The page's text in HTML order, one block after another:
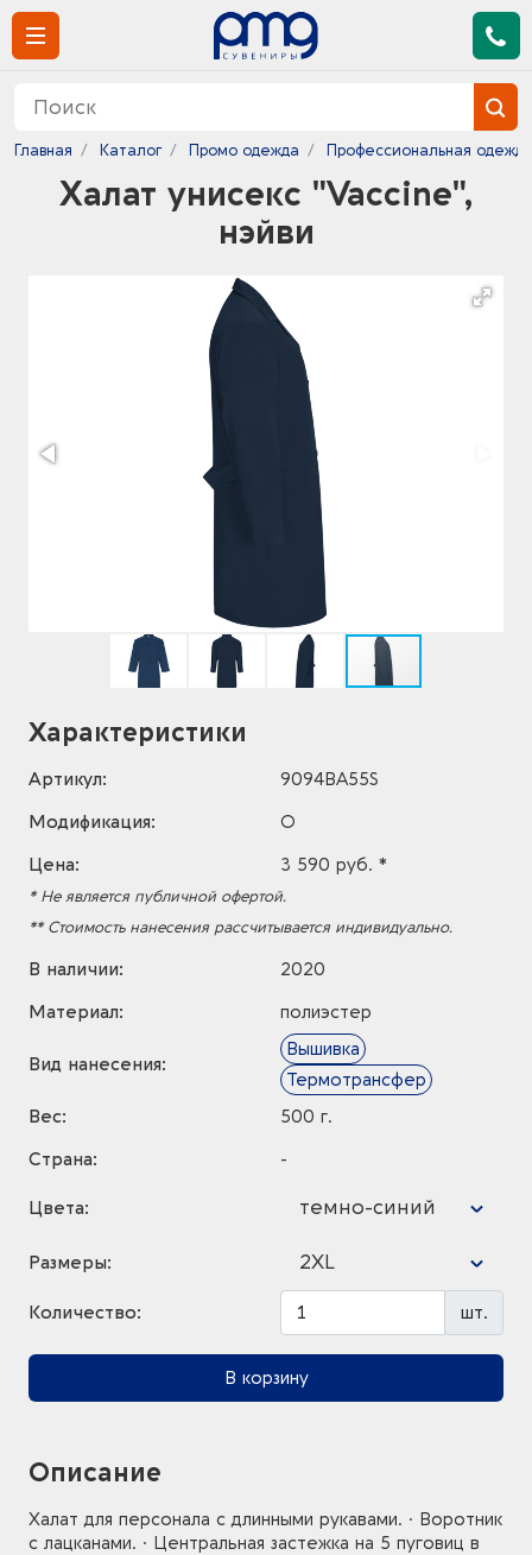
Главная Каталог Промо одежда Профессиональная одежда
Халат унисекс "Vaccine",
нэйви
Характеристики
Артикул:
9094BA55S
Модификация:
O
Цена:
3 590 руб. *
* Не является публичной офертой.
** Стоимость нанесения рассчитывается индивидуально.
В наличии:
2020
Материал:
полиэстер
Вид нанесения:
Вышивка
Термотрансфер
Вес:
500 г.
Страна:
-
Цвета: темно-синий
Размеры: 2XL
Количество: шт.
В корзину
Описание
Халат для персонала с длинными рукавами. · Воротник
с лацканами. · Центральная застежка на 5 пуговиц в